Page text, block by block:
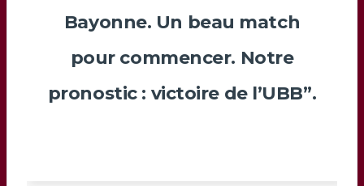
Bayonne. Un beau match
pour commencer. Notre
pronostic : victoire de l’UBB”.